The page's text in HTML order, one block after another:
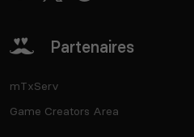
Partenaires
mTxServ
Game Creators Area